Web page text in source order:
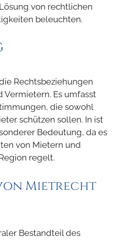
von rechtlichen
beleuchten.
Rechtsbeziehungen
Vermietern. Es umfasst
die sowohl
schützen sollen. In ist
Bedeutung, da es
von Mietern und
regelt.
Mietrecht
Bestandteil des